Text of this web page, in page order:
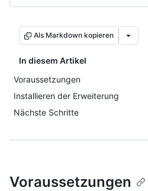
Als Markdown kopieren
In diesem Artikel
Voraussetzungen
Installieren der Erweiterung
Nächste Schritte
Voraussetzungen